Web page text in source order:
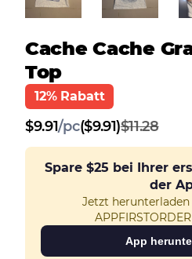
Cache Cache
Top
12% Rabatt
$9.91/pc($9.91)$11.28
Spare $25 bei Ihrer
der
Jetzt herunterladen
App